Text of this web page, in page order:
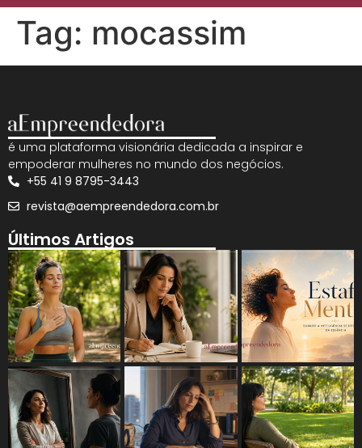
Tag: mocassim
é uma plataforma visionária dedicada a inspirar e
empoderar mulheres no mundo dos negócios.
+55 41 9 8795-3443
revista@aempreendedora.com.br
Últimos Artigos